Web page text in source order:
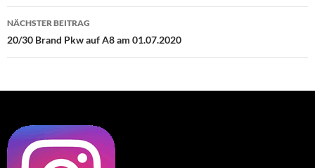
NÄCHSTER BEITRAG
20/30 Brand Pkw auf A8 am 01.07.2020